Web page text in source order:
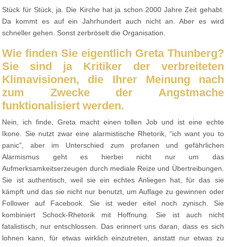
Stück für Stück, ja. Die Kirche hat ja schon 2000 Jahre Zeit gehabt.
Da kommt es auf ein Jahrhundert auch nicht an. Aber es wird
schneller gehen. Sonst zerbröselt die Organisation.
Wie finden Sie eigentlich Greta Thunberg?
Sie sind ja Kritiker der verbreiteten
Klimavisionen, die Ihrer Meinung nach
zum Zwecke der Angstmache
funktionalisiert werden.
Nein, ich finde, Greta macht einen tollen Job und ist eine echte
Ikone. Sie nutzt zwar eine alarmistische Rhetorik, “ich want you to
panic”, aber im Unterschied zum profanen und gefährlichen
Alarmismus geht es hierbei nicht nur um das
Aufmerksamkeitserzeugen durch mediale Reize und Übertreibungen.
Sie ist authentisch, weil sie ein echtes Anliegen hat, für das sie
kämpft und das sie nicht nur benutzt, um Auflage zu gewinnen oder
Follower auf Facebook. Sie ist weder eitel noch zynisch. Sie
kombiniert Schock-Rhetorik mit Hoffnung. Sie ist auch nicht
fatalistisch, nur entschlossen. Das erinnert uns daran, dass es sich
lohnen kann, für etwas wirklich einzutreten, anstatt nur etwas zu